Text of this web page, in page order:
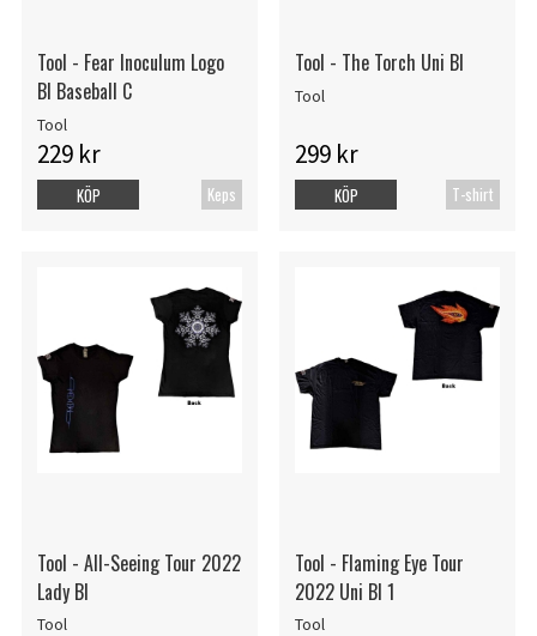
Tool - Fear Inoculum Logo
Bl Baseball C
Tool
229 kr
Keps
KÖP
Tool - The Torch Uni Bl
Tool
299 kr
T-shirt
KÖP
Tool - All-Seeing Tour 2022
Lady Bl
Tool
Tool - Flaming Eye Tour
2022 Uni Bl 1
Tool